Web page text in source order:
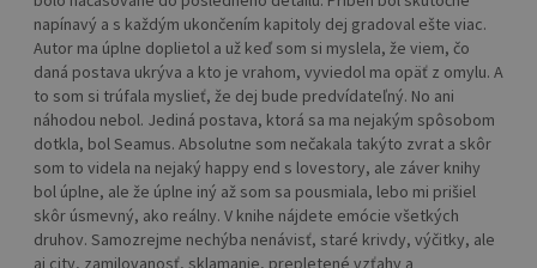
napínavý a s každým ukončením kapitoly dej gradoval ešte viac.
Autor ma úplne doplietol a už keď som si myslela, že viem, čo
daná postava ukrýva a kto je vrahom, vyviedol ma opäť z omylu. A
to som si trúfala myslieť, že dej bude predvídateľný. No ani
náhodou nebol. Jediná postava, ktorá sa ma nejakým spôsobom
dotkla, bol Seamus. Absolutne som nečakala takýto zvrat a skôr
som to videla na nejaký happy end s lovestory, ale záver knihy
bol úplne, ale že úplne iný až som sa pousmiala, lebo mi prišiel
skôr úsmevný, ako reálny. V knihe nájdete emócie všetkých
druhov. Samozrejme nechýba nenávisť, staré krivdy, výčitky, ale